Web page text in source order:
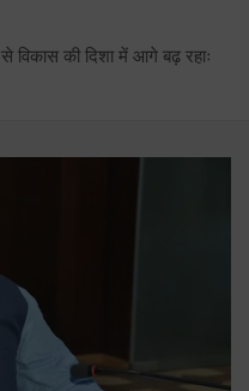
की दिशा में आगे बढ़ रहाः